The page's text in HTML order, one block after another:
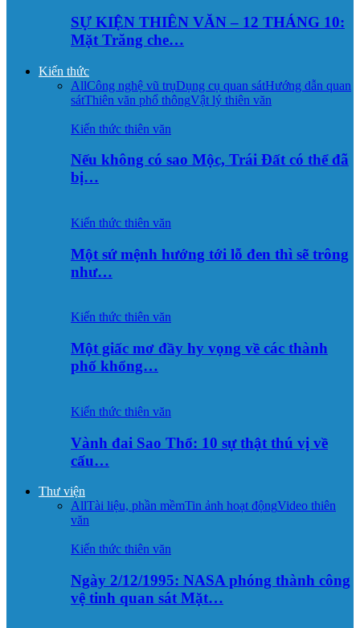
SỰ KIỆN THIÊN VĂN – 12 THÁNG 10:
Mặt Trăng che…
Kiến thức
AllCông nghệ vũ trụDụng cụ quan sátHướng dẫn quan
sátThiên văn phổ thôngVật lý thiên văn
Kiến thức thiên văn
Nếu không có sao Mộc, Trái Đất có thể đã
bị…
Kiến thức thiên văn
Một sứ mệnh hướng tới lỗ đen thì sẽ trông
như…
Kiến thức thiên văn
Một giấc mơ đầy hy vọng về các thành
phố khổng…
Kiến thức thiên văn
Vành đai Sao Thổ: 10 sự thật thú vị về
cấu…
Thư viện
AllTài liệu, phần mềmTin ảnh hoạt độngVideo thiên
văn
Kiến thức thiên văn
Ngày 2/12/1995: NASA phóng thành công
vệ tinh quan sát Mặt…